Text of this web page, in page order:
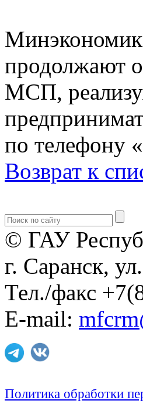
продолжают
МСП,
по телефону
Возврат к
© ГАУ
г. Саранск,
Тел./факс
E-mail:
Политика обработки